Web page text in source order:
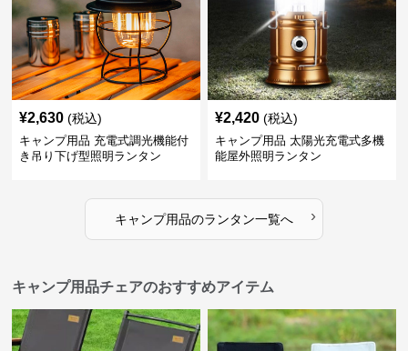
¥2,630 (税込)
キャンプ用品 充電式調光機能付
き吊り下げ型照明ランタン
¥2,420 (税込)
キャンプ用品 太陽光充電式多機
能屋外照明ランタン
キャンプ用品のランタン一覧へ ›
キャンプ用品チェアのおすすめアイテム